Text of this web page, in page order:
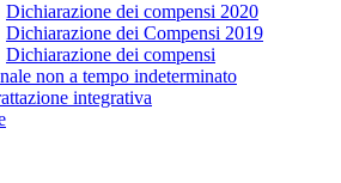
Dichiarazione dei compensi 2020
Dichiarazione dei Compensi 2019
Dichiarazione dei compensi
non a tempo indeterminato
integrativa